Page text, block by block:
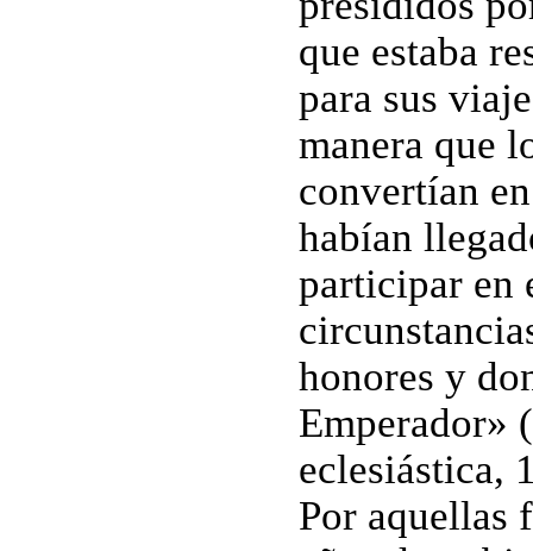
que estaba
para sus
manera que
convertían
habían
participar en
honores y
Emperador»
eclesiástica,
Por aquellas